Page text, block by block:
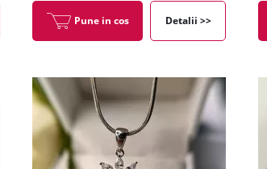
Pune in cos Detalii >>